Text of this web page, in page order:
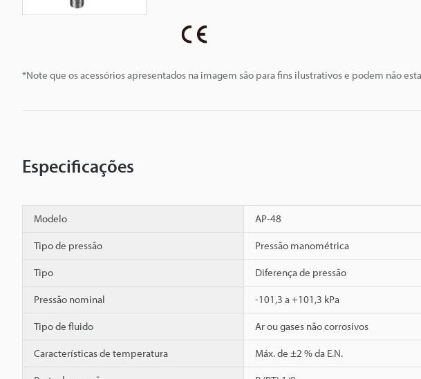
*Note que os acessórios apresentados na imagem são para fins ilustrativos e podem não
Especificações
Modelo AP-48
Tipo de pressão Pressão manométrica
Tipo Diferença de pressão
Pressão nominal -101,3 a +101,3 kPa
Tipo de fluido Ar ou gases não corrosivos
Características de temperatura Máx. de ±2 % da E.N.